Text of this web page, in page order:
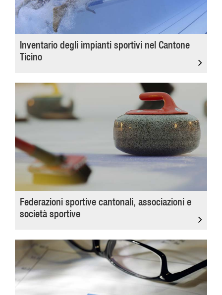
Inventario degli impianti sportivi nel Cantone
Ticino
Federazioni sportive cantonali, associazioni e
società sportive